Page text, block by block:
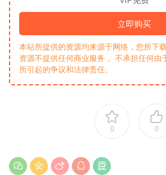
立即购买
本站所提供的资源均来源于网络，您所下
资源不提供任何商业服务， 不承担任何由
所引起的争议和法律责任。
0 0